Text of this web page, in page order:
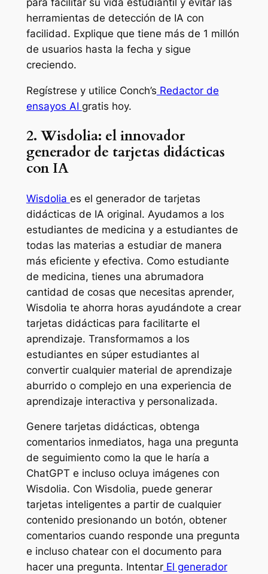
para facilitar su vida estudiantil y evitar las
herramientas de detección de IA con
facilidad. Explique que tiene más de 1 millón
de usuarios hasta la fecha y sigue
creciendo.
Regístrese y utilice Conch’s Redactor de
ensayos AI gratis hoy.
2. Wisdolia: el innovador
generador de tarjetas didácticas
con IA
Wisdolia es el generador de tarjetas
didácticas de IA original. Ayudamos a los
estudiantes de medicina y a estudiantes de
todas las materias a estudiar de manera
más eficiente y efectiva. Como estudiante
de medicina, tienes una abrumadora
cantidad de cosas que necesitas aprender,
Wisdolia te ahorra horas ayudándote a crear
tarjetas didácticas para facilitarte el
aprendizaje. Transformamos a los
estudiantes en súper estudiantes al
convertir cualquier material de aprendizaje
aburrido o complejo en una experiencia de
aprendizaje interactiva y personalizada.
Genere tarjetas didácticas, obtenga
comentarios inmediatos, haga una pregunta
de seguimiento como la que le haría a
ChatGPT e incluso ocluya imágenes con
Wisdolia. Con Wisdolia, puede generar
tarjetas inteligentes a partir de cualquier
contenido presionando un botón, obtener
comentarios cuando responde una pregunta
e incluso chatear con el documento para
hacer una pregunta. IntentarEl generador